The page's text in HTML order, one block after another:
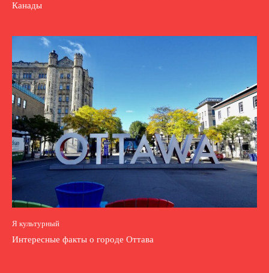
Канады
Я культурный
Интересные факты о городе Оттава